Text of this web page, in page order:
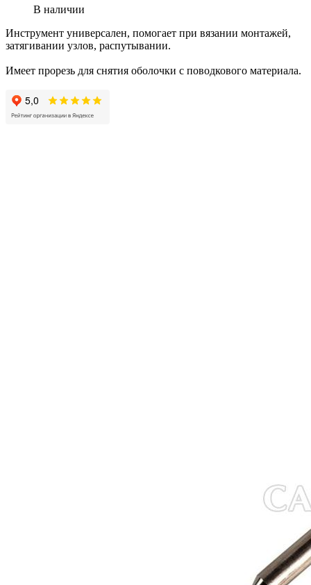
В наличии
Инструмент универсален, помогает при вязании монтажей,
затягивании узлов, распутывании.
Имеет прорезь для снятия оболочки с поводкового материала.